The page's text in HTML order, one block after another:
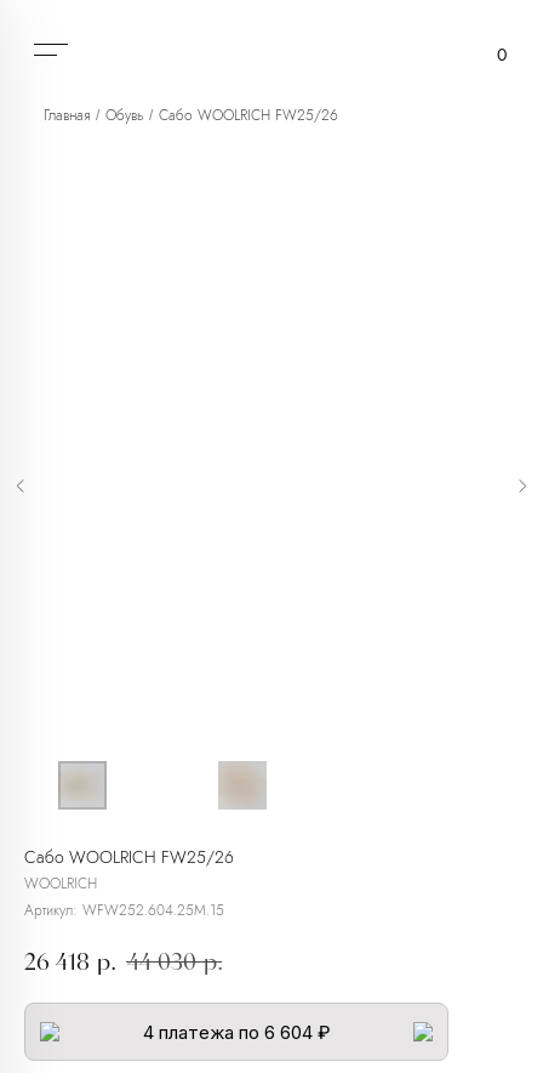
Главная / Обувь / Сабо WOOLRICH FW25/26
Сабо WOOLRICH FW25/26
WOOLRICH
Артикул: WFW252.604.25M.15
26 418 р. 44 030 р.
4 платежа по 6 604 ₽